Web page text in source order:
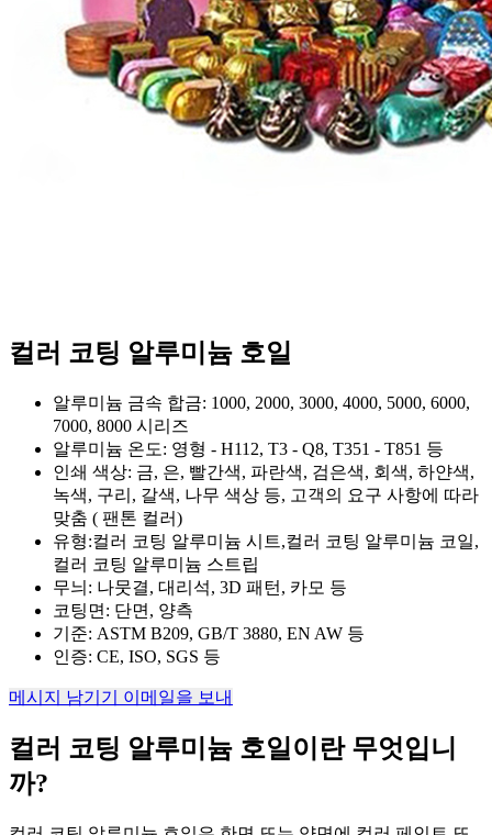
컬러 코팅 알루미늄 호일
알루미늄 금속 합금: 1000, 2000, 3000, 4000, 5000, 6000,
7000, 8000 시리즈
알루미늄 온도: 영형 - H112, T3 - Q8, T351 - T851 등
인쇄 색상: 금, 은, 빨간색, 파란색, 검은색, 회색, 하얀색,
녹색, 구리, 갈색, 나무 색상 등, 고객의 요구 사항에 따라
맞춤 ( 팬톤 컬러)
유형:컬러 코팅 알루미늄 시트,컬러 코팅 알루미늄 코일,
컬러 코팅 알루미늄 스트립
무늬: 나뭇결, 대리석, 3D 패턴, 카모 등
코팅면: 단면, 양측
기준: ASTM B209, GB/T 3880, EN AW 등
인증: CE, ISO, SGS 등
메시지 남기기 이메일을 보내
컬러 코팅 알루미늄 호일이란 무엇입니
까?